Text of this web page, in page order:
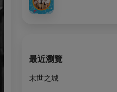
最近瀏覽
末世之城